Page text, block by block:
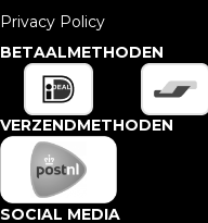
Privacy Policy
BETAALMETHODEN
VERZENDMETHODEN
SOCIAL MEDIA